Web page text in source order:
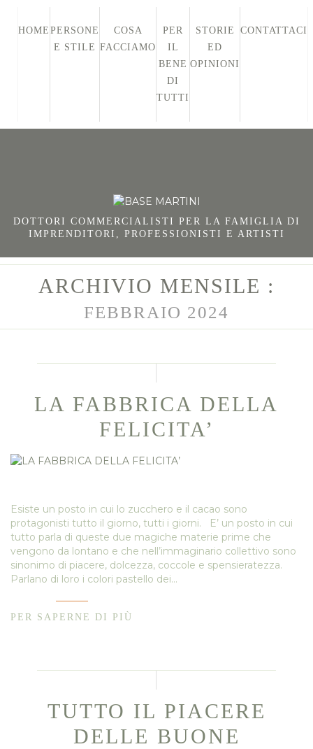
HOME PERSONE
E STILE
COSA
FACCIAMO
PER
IL
BENE
DI
TUTTI
STORIE
ED
OPINIONI
CONTATTACI
DOTTORI COMMERCIALISTI PER LA FAMIGLIA DI
IMPRENDITORI, PROFESSIONISTI E ARTISTI
ARCHIVIO MENSILE :
FEBBRAIO 2024
LA FABBRICA DELLA
FELICITA’
Esiste un posto in cui lo zucchero e il cacao sono
protagonisti tutto il giorno, tutti i giorni. E’ un posto in cui
tutto parla di queste due magiche materie prime che
vengono da lontano e che nell’immaginario collettivo sono
sinonimo di piacere, dolcezza, coccole e spensieratezza.
Parlano di loro i colori pastello dei…
PER SAPERNE DI PIÙ
TUTTO IL PIACERE
DELLE BUONE